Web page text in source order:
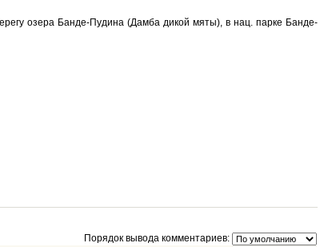
озера Банде-Пудина (Дамба дикой мяты), в нац. парке Банде-
Порядок вывода комментариев: